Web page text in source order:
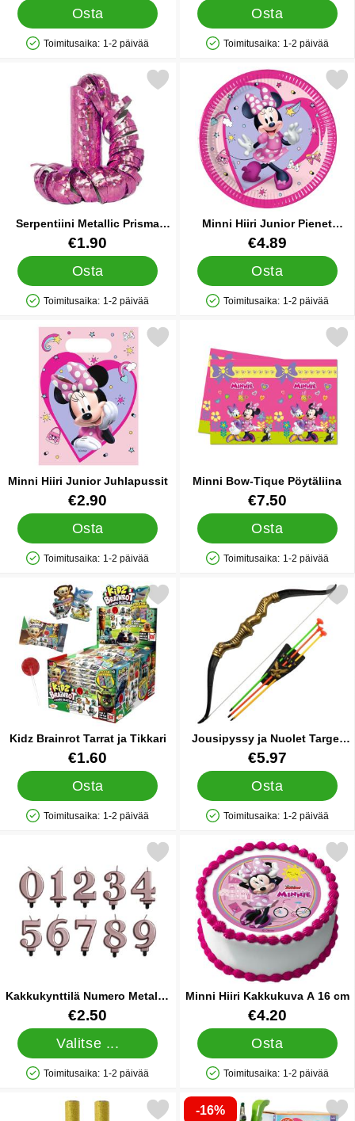
Osta
Saatavuus: Varastossa
Toimitusaika: 1-2 päivää
Osta
Saatavuus: Varastossa
Toimitusaika: 1-2 päivää
Serpentiini Metallic Prisma
Vaaleanpunainen
Tuote.nro 9763€1.90
Osta
Saatavuus: Varastossa
Toimitusaika: 1-2 päivää
serpentiini Metallic Prisma Vaaleanpunainen suosikiksi
Minni Hiiri Junior Pienet
Pahvilautaset
Tuote.nro 35037
€4.89
Osta
Saatavuus: Varastossa
Toimitusaika: 1-2 päivää
Merkitse minni Hiiri Junior
Minni Hiiri Junior Juhlapussit
Tuote.nro 42210
€2.90
Osta
Saatavuus: Varastossa
Toimitusaika: 1-2 päivää
Merkitse minni Hiiri Junior Juhlapussit suosikiksi
Minni Bow-Tique Pöytäliina
Tuote.nro 7524€7.50
Osta
Saatavuus: Varastossa
Toimitusaika: 1-2 päivää
Merkitse minni Bow-
Kidz Brainrot Tarrat ja Tikkari
Tuote.nro 89463
€1.60
Osta
Saatavuus: Varastossa
Toimitusaika: 1-2 päivää
Merkitse kidz Brainrot Tarrat ja Tikkari suosikiksi
Jousipyssy ja Nuolet Target
Game
Tuote.nro 82979
€5.97
Osta
Saatavuus: Varastossa
Toimitusaika: 1-2 päivää
Merkitse jousipyssy ja
Kakkukynttilä Numero Metallic
Ruusukulta 2
Tuote.nro 26007
€2.50
Valitse ...
Saatavuus: Varastossa
Toimitusaika: 1-2 päivää
kakkukynttilä Numero Metallic Ruusukulta 2 suosikiksi
Minni Hiiri Kakkukuva A 16 cm
Tuote.nro 34794
€4.20
Osta
Saatavuus: Varastossa
Toimitusaika: 1-2 päivää
Merkitse minni Hiiri
kimalteleva Jääsoihtu Kulta 2-pakkaus suosikiksi
-16%
Merkitse heliumpullo Iso 50